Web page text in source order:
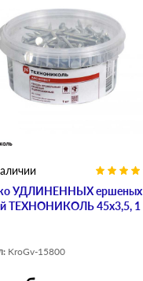
УДЛИНЕННЫХ ершеных
ТЕХНОНИКОЛЬ 45х3,5, 1
KroGv-15800